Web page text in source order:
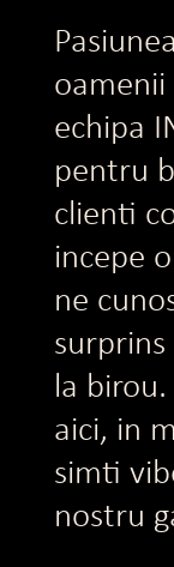
oamenii
echipa
pentru
clienti
incepe
ne
la
aici, in
simti
nostru